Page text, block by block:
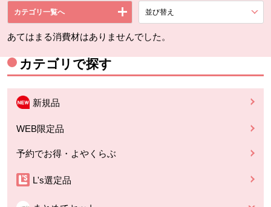
カテゴリ一覧へ 並び替え
あてはまる消費材はありませんでした。
カテゴリで探す
新規品
WEB限定品
予約でお得・よやくらぶ
L's選定品